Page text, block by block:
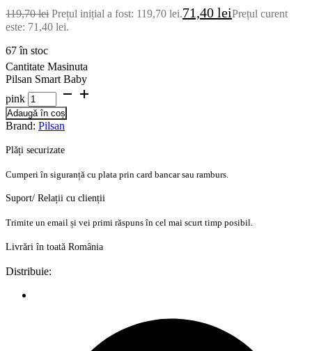
119,70lei Prețul inițial a fost: 119,70 lei.71,40 leiPrețul curent
este: 71,40 lei.
67 în stoc
Cantitate Masinuta
Pilsan Smart Baby
pink
Adaugă în coș
Brand: Pilsan
Plăți securizate
Cumperi în siguranță cu plata prin card bancar sau ramburs.
Suport/ Relații cu clienții
Trimite un email și vei primi răspuns în cel mai scurt timp posibil.
Livrări în toată România
Distribuie: